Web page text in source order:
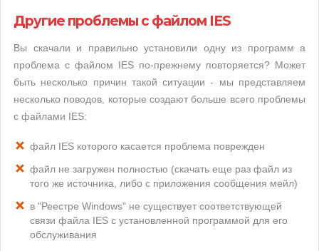
Другие проблемы с файлом IES
Вы скачали и правильно установили одну из программ а
проблема с файлом IES по-прежнему повторяется? Может
быть несколько причин такой ситуации - мы представляем
несколько поводов, которые создают больше всего проблемы
с файлами IES:
файл IES которого касается проблема поврежден
файл не загружен полностью (скачать еще раз файл из
того же источника, либо с приложения сообщения мейл)
в "Реестре Windows" не существует соответствующей
связи файла IES с установленной программой для его
обслуживания